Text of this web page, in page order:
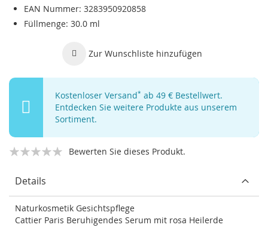
EAN Nummer 3283950920858
Füllmenge 30.0 ml
Zur Wunschliste hinzufügen
Kostenloser Versand* ab 49 € Bestellwert.
Entdecken Sie weitere Produkte aus unserem
Sortiment.
Bewerten Sie dieses Produkt.
Details
Naturkosmetik Gesichtspflege
Cattier Paris Beruhigendes Serum mit rosa Heilerde